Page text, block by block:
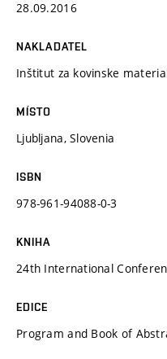
28.09.2016
NAKLADATEL
Inštitut za kovinske
MÍSTO
Ljubljana, Slovenia
ISBN
978-961-94088-0-3
KNIHA
24th International
EDICE
Program and Book of